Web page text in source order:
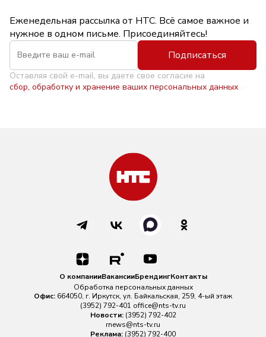
Еженедельная рассылка от НТС. Всё самое важное и
нужное в одном письме. Присоединяйтесь!
Подписаться
Оставляя свой e-mail, вы даете свое согласие на
сбор, обработку и хранение ваших персональных данных
О компанииВакансииБрендингКонтакты
Обработка персональных данных
Офис: 664050, г. Иркутск, ул. Байкальская, 259, 4-ый этаж
(3952) 792-401 office@nts-tv.ru
Новости: (3952) 792-402
rnews@nts-tv.ru
Реклама: (3952) 792-400